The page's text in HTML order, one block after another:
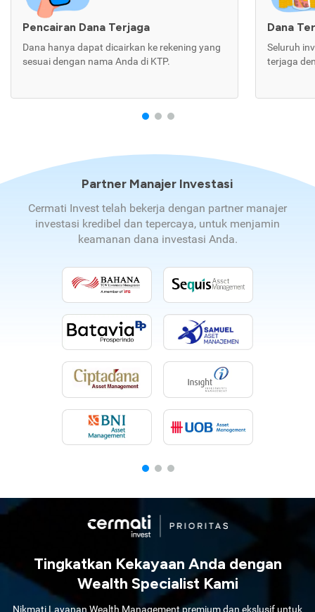
Pencairan Dana Terjaga
Dana hanya dapat dicairkan ke rekening yang
sesuai dengan nama Anda di KTP.
Dana
Seluruh
terjaga
Partner Manajer Investasi
Cermati Invest telah bekerja dengan partner manajer
investasi kredibel dan tepercaya, untuk menjamin
keamanan dana investasi Anda.
Tingkatkan Kekayaan Anda dengan
Wealth Specialist Kami
Nikmati Layanan Wealth Management premium dan ekslusif untuk